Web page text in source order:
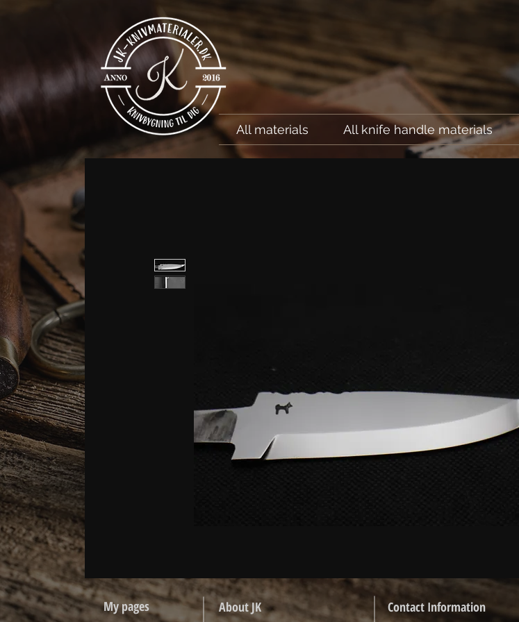
All materials All knife handle materials
My pages About JK Contact Information